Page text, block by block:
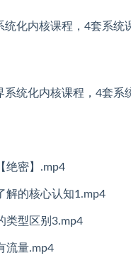
统化内核课程，4套系统
绝密】.mp4
解的核心认知1.mp4
类型区别3.mp4
流量.mp4